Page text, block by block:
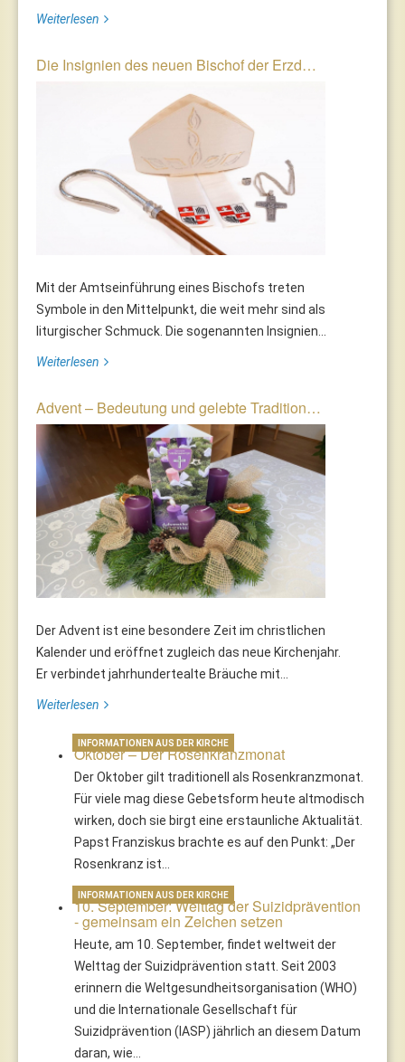
Weiterlesen
Die Insignien des neuen Bischof der Erzd…
Mit der Amtseinführung eines Bischofs treten
Symbole in den Mittelpunkt, die weit mehr sind als
liturgischer Schmuck. Die sogenannten Insignien...
Weiterlesen
Advent – Bedeutung und gelebte Tradition…
Der Advent ist eine besondere Zeit im christlichen
Kalender und eröffnet zugleich das neue Kirchenjahr.
Er verbindet jahrhundertealte Bräuche mit...
Weiterlesen
Oktober – Der Rosenkranzmonat
Der Oktober gilt traditionell als Rosenkranzmonat.
Für viele mag diese Gebetsform heute altmodisch
wirken, doch sie birgt eine erstaunliche Aktualität.
Papst Franziskus brachte es auf den Punkt: „Der
Rosenkranz ist…
INFORMATIONEN AUS DER KIRCHE
10. September: Welttag der Suizidprävention
- gemeinsam ein Zeichen setzen
Heute, am 10. September, findet weltweit der
Welttag der Suizidprävention statt. Seit 2003
erinnern die Weltgesundheitsorganisation (WHO)
und die Internationale Gesellschaft für
Suizidprävention (IASP) jährlich an diesem Datum
daran, wie…
INFORMATIONEN AUS DER KIRCHE